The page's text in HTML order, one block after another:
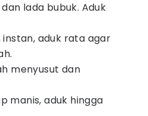
lada bubuk. Aduk
instan, aduk rata agar
menyusut dan
manis, aduk hingga